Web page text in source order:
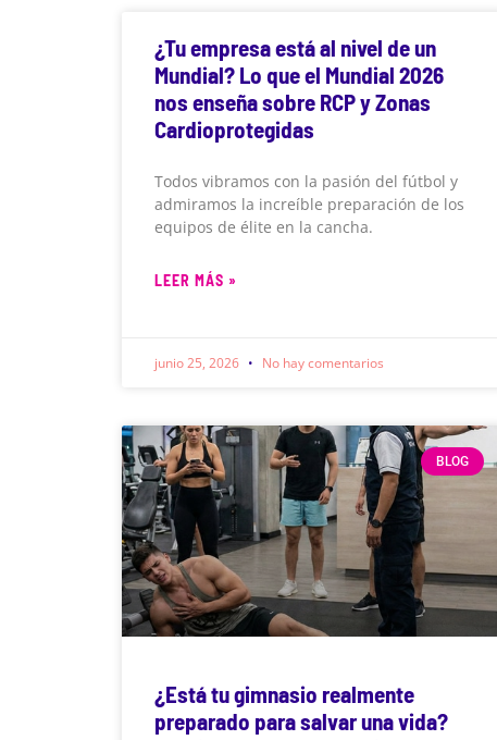
¿Tu empresa está al nivel de un
Mundial? Lo que el Mundial 2026
nos enseña sobre RCP y Zonas
Cardioprotegidas
Todos vibramos con la pasión del fútbol y
admiramos la increíble preparación de los
equipos de élite en la cancha.
LEER MÁS »
junio 25, 2026 No hay comentarios
BLOG
¿Está tu gimnasio realmente
preparado para salvar una vida?